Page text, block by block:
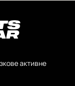
активне